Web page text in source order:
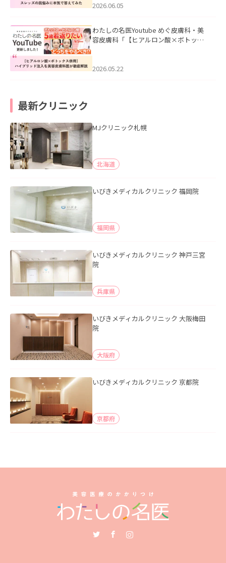
2026.06.05
わたしの名医Youtube めぐ皮膚科・美
容皮膚科「【ヒアルロン酸×ボトック
た。
2026.05.22
最新クリニック
MJクリニック札幌
北海道
いびきメディカルクリニック 福岡院
福岡県
いびきメディカルクリニック 神戸三宮
院
兵庫県
いびきメディカルクリニック 大阪梅田
院
大阪府
いびきメディカルクリニック 京都院
京都府